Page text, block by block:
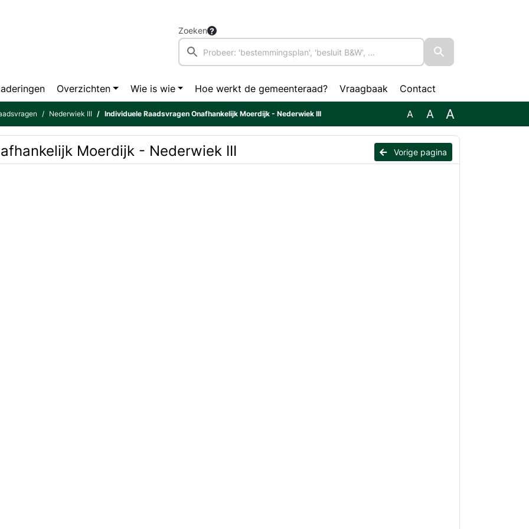
Zoeken
Overzichten Wie is wie Hoe werkt de gemeenteraad? Vraagbaak Contact
Nederwiek III Individuele Raadsvragen Onafhankelijk Moerdijk - Nederwiek III A A A
Vorige pagina
Moerdijk - Nederwiek III